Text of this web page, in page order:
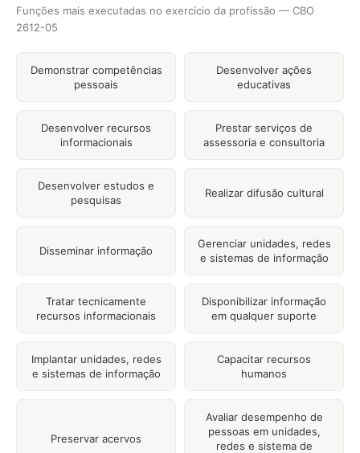
Funções mais executadas no exercício da profissão — CBO
2612-05
Demonstrar competências
pessoais
Desenvolver ações
educativas
Desenvolver recursos
informacionais
Prestar serviços de
assessoria e consultoria
Desenvolver estudos e
pesquisas
Realizar difusão cultural
Disseminar informação
Gerenciar unidades, redes
e sistemas de informação
Tratar tecnicamente
recursos informacionais
Disponibilizar informação
em qualquer suporte
Implantar unidades, redes
e sistemas de informação
Capacitar recursos
humanos
Preservar acervos
Avaliar desempenho de
pessoas em unidades,
redes e sistema de